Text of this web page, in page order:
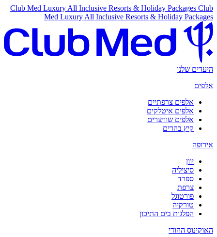
Club Med Luxury All Inclusive Resorts & Holiday Packages Club
Med Luxury All Inclusive Resorts & Holiday Packages
היעדים שלנו
אלפים
אלפים צרפתיים
אלפים איטלקים
אלפים שוויצרים
קיץ בהרים
אירופה
יוון
סיציליה
ספרד
צרפת
פורטוגל
טורקיה
הפלגות בים התיכון
האוקינוס ההודי